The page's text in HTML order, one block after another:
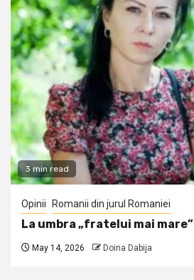
3 min read
Opinii Romanii din jurul Romaniei
La umbra „fratelui mai mare”
May 14, 2026 Doina Dabija